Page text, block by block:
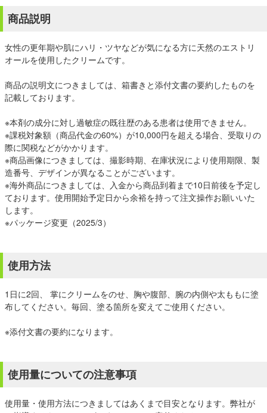
商品説明
女性の更年期や肌にハリ・ツヤなどが気になる方に天然のエストリ
オールを使用したクリームです。
商品の説明文につきましては、箱書きと添付文書の要約したものを
記載しております。
※本剤の成分に対し過敏症の既往歴のある患者は使用できません。
※課税対象額（商品代金の60%）が10,000円を超える場合、受取りの
際に関税などがかかります。
※商品画像につきましては、撮影時期、在庫状況により使用期限、製
造番号、デザインが異なることがございます。
※海外商品につきましては、入金から商品到着まで10日前後を予定し
ております。使用開始予定日から余裕を持って注文操作お願いいた
します。
※パッケージ変更（2025/3）
使用方法
1日に2回、 掌にクリームをのせ、胸や腹部、腕の内側や太ももに塗
布してください。毎回、塗る箇所を変えてご使用ください。
※添付文書の要約になります。
使用量についての注意事項
使用量・使用方法につきましてはあくまで目安となります。弊社が